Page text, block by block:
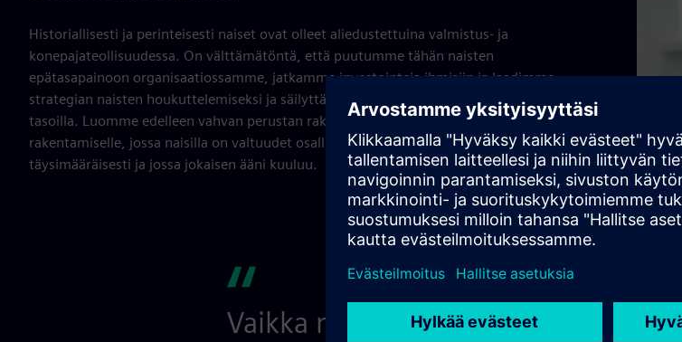
Historiallisesti ja perinteisesti naiset ovat olleet aliedustettuina valmistus- ja
konepajateollisuudessa. On välttämätöntä, että puutumme tähän naisten
epätasapainoon organisaatiossamme, jatkamme investointeja ihmisiin ja laadimme
strategian naisten houkuttelemiseksi ja säilyttämiseksi liiketoiminnassamme kaikilla
tasoilla. Luomme edelleen vahvan perustan rakentamiselle osallistavan organisaation
rakentamiselle, jossa naisilla on valtuudet osallistua ja antaa panoksensa
täysimääräisesti ja jossa jokaisen ääni kuuluu.
Vaikka matkaa on vielä pitkä, olen